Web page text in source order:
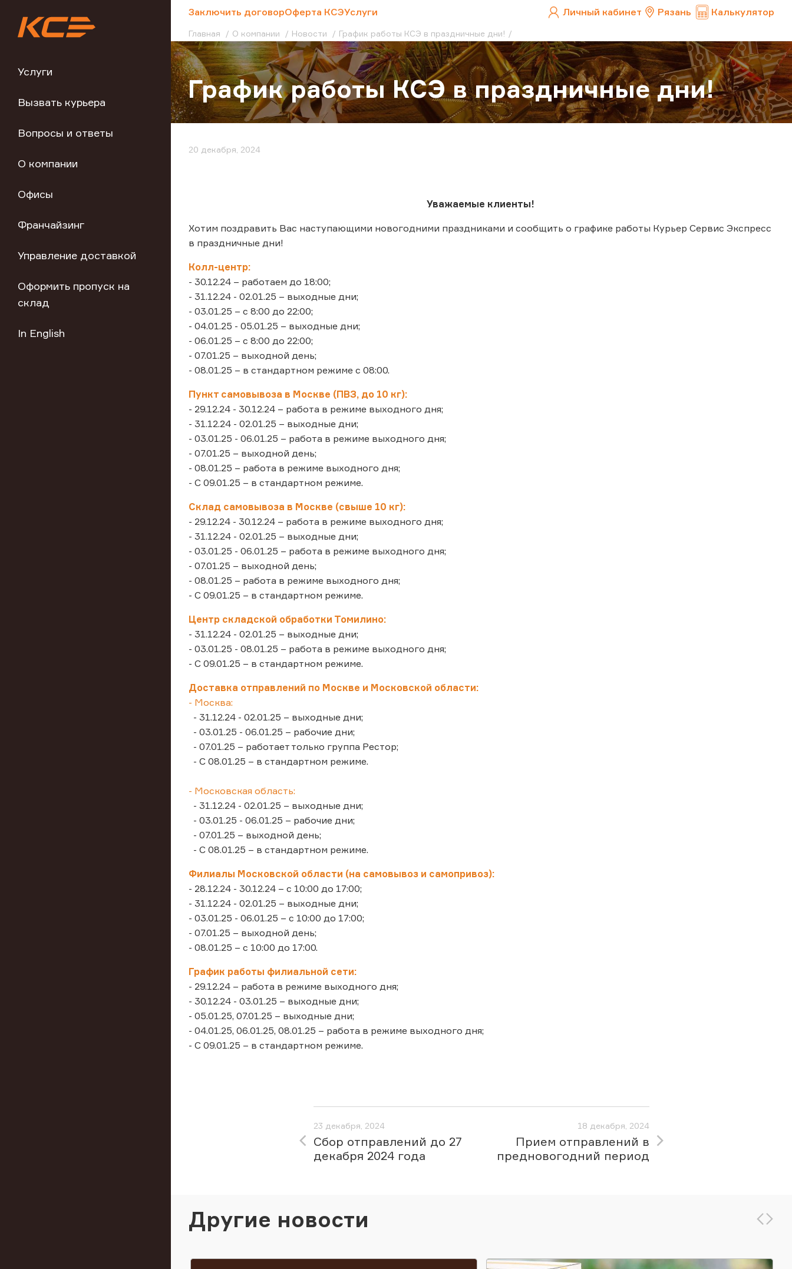
Услуги
Вызвать курьера
Вопросы и ответы
О компании
Офисы
Франчайзинг
Управление доставкой
Оформить пропуск на
склад
In English
Заключить договорОферта КСЭУслуги Личный кабинет Рязань Калькулятор
Главная О компании Новости График работы КСЭ в праздничные дни!
График работы КСЭ в праздничные дни!
20 декабря, 2024
Уважаемые клиенты!
Хотим поздравить Вас наступающими новогодними праздниками и сообщить о графике работы Курьер Сервис Экспресс
в праздничные дни!
Колл-центр:
- 30.12.24 – работаем до 18:00;
- 31.12.24 - 02.01.25 – выходные дни;
- 03.01.25 – c 8:00 до 22:00;
- 04.01.25 - 05.01.25 – выходные дни;
- 06.01.25 – с 8:00 до 22:00;
- 07.01.25 – выходной день;
- 08.01.25 – в стандартном режиме с 08:00.
Пункт самовывоза в Москве (ПВЗ, до 10 кг):
- 29.12.24 - 30.12.24 – работа в режиме выходного дня;
- 31.12.24 - 02.01.25 – выходные дни;
- 03.01.25 - 06.01.25 – работа в режиме выходного дня;
- 07.01.25 – выходной день;
- 08.01.25 – работа в режиме выходного дня;
- С 09.01.25 – в стандартном режиме.
Склад самовывоза в Москве (свыше 10 кг):
- 29.12.24 - 30.12.24 – работа в режиме выходного дня;
- 31.12.24 - 02.01.25 – выходные дни;
- 03.01.25 - 06.01.25 – работа в режиме выходного дня;
- 07.01.25 – выходной день;
- 08.01.25 – работа в режиме выходного дня;
- С 09.01.25 – в стандартном режиме.
Центр складской обработки Томилино:
- 31.12.24 - 02.01.25 – выходные дни;
- 03.01.25 - 08.01.25 – работа в режиме выходного дня;
- С 09.01.25 – в стандартном режиме.
Доставка отправлений по Москве и Московской области:
- Москва:
- 31.12.24 - 02.01.25 – выходные дни;
- 03.01.25 - 06.01.25 – рабочие дни;
- 07.01.25 – работает только группа Рестор;
- С 08.01.25 – в стандартном режиме.
- Московская область:
- 31.12.24 - 02.01.25 – выходные дни;
- 03.01.25 - 06.01.25 – рабочие дни;
- 07.01.25 – выходной день;
- С 08.01.25 – в стандартном режиме.
Филиалы Московской области (на самовывоз и самопривоз):
- 28.12.24 - 30.12.24 – с 10:00 до 17:00;
- 31.12.24 - 02.01.25 – выходные дни;
- 03.01.25 - 06.01.25 – с 10:00 до 17:00;
- 07.01.25 – выходной день;
- 08.01.25 – с 10:00 до 17:00.
График работы филиальной сети:
- 29.12.24 – работа в режиме выходного дня;
- 30.12.24 - 03.01.25 – выходные дни;
- 05.01.25, 07.01.25 – выходные дни;
- 04.01.25, 06.01.25, 08.01.25 – работа в режиме выходного дня;
- С 09.01.25 – в стандартном режиме.
23 декабря, 2024
Сбор отправлений до 27
декабря 2024 года
18 декабря, 2024
Прием отправлений в
предновогодний период
Другие новости